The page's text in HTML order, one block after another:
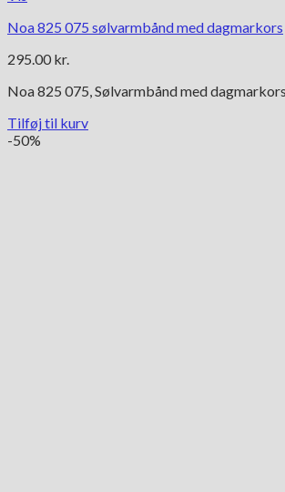
Noa 825 075 sølvarmbånd med dagmarkors
295.00 kr.
Noa 825 075, Sølvarmbånd med dagmarkors.
Tilføj til kurv
-50%